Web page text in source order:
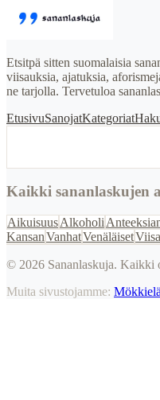
Etsitpä sitten suomalaisia
viisauksia, ajatuksia,
ne tarjolla. Tervetuloa
EtusivuSanojatKategoriat
Kaikki sananlaskujen
AikuisuusAlkoholi
KansanVanhatVenäläiset
© 2026 Sananlaskuja. Kaikki
Muita sivustojamme: